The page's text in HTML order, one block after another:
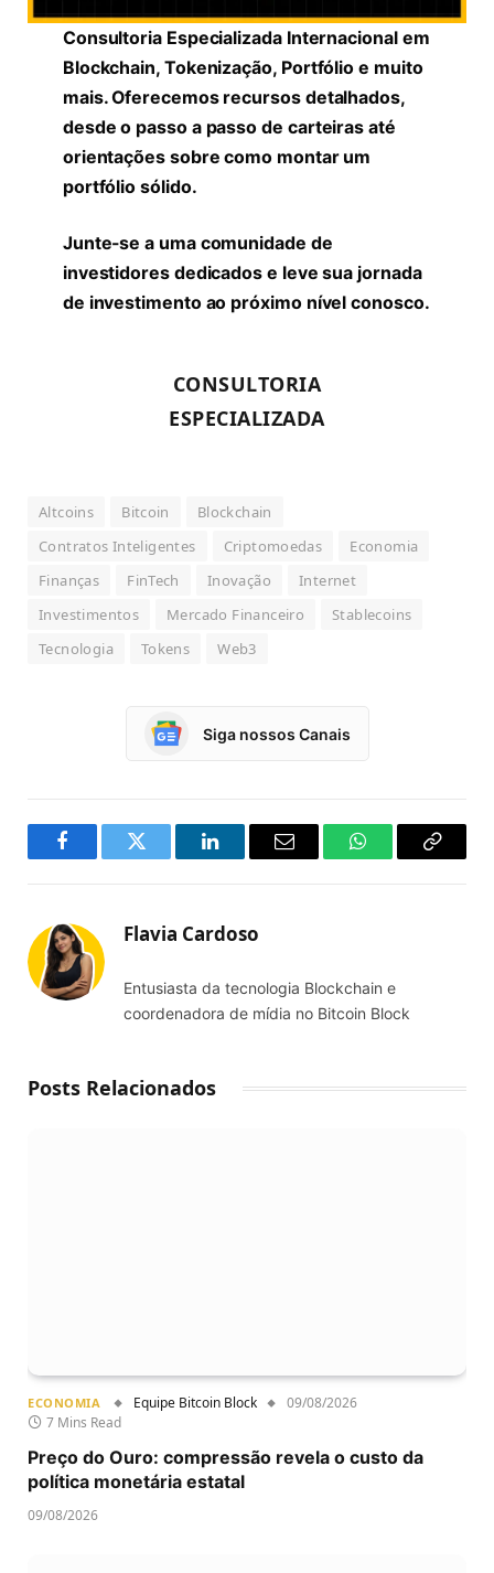
Consultoria Especializada Internacional em
Blockchain, Tokenização, Portfólio e muito
mais. Oferecemos recursos detalhados,
desde o passo a passo de carteiras até
orientações sobre como montar um
portfólio sólido.
Junte-se a uma comunidade de
investidores dedicados e leve sua jornada
de investimento ao próximo nível conosco.
CONSULTORIA
ESPECIALIZADA
Altcoins Bitcoin
Blockchain
Contratos Inteligentes
Criptomoedas
Economia
Finanças
FinTech Inovação
Internet
Investimentos
Mercado Financeiro
Stablecoins
Tecnologia
Tokens Web3
Siga nossos Canais
FacebookTwitter LinkedInEmail WhatsAppCopy
Flavia Cardoso
Entusiasta da tecnologia Blockchain e
coordenadora de mídia no Bitcoin Block
Posts Relacionados
ECONOMIA Equipe Bitcoin Block
09/08/2026
7 Mins Read
Preço do Ouro: compressão revela o custo da
política monetária estatal
09/08/2026